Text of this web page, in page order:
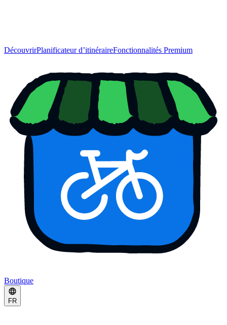
DécouvrirPlanificateur d’itinéraireFonctionnalités Premium
Boutique
FR